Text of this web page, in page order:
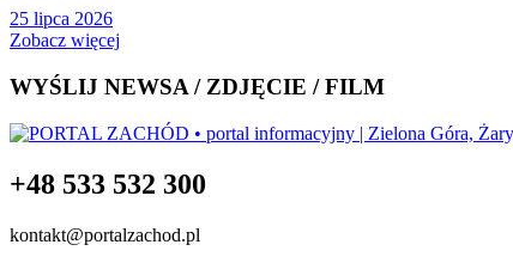
25 lipca 2026
Zobacz więcej
WYŚLIJ NEWSA / ZDJĘCIE / FILM
+48 533 532 300
kontakt@portalzachod.pl